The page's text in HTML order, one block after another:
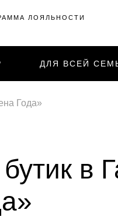
ЛОЯЛЬНОСТИ
ДЛЯ ВСЕЙ
Года»
в